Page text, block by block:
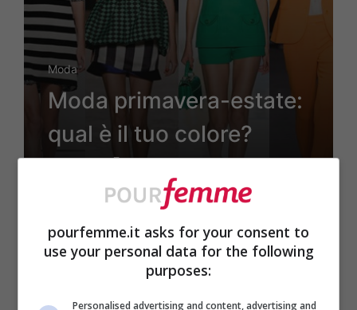
Moda
Moda primavera-estate:
qual è il tuo colore?
[TEST]
8 Marzo 2013
pourfemme.it asks for your consent to
use your personal data for the following
purposes:
Personalised advertising and content, advertising and